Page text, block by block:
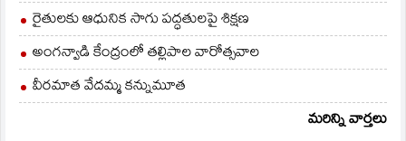
రైతులకు ఆధునిక సాగు పద్ధతులపై శిక్షణ
అంగన్వాడి కేంద్రంలో తల్లిపాల వారోత్సవాల
వీరమాత వేదమ్మ కన్నుమూత
మరిన్ని వార్తలు